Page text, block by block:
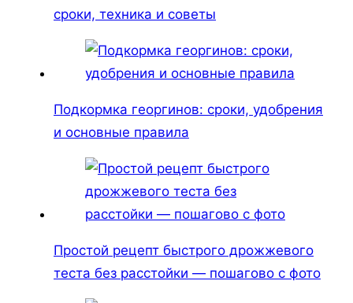
сроки, техника и советы
Подкормка георгинов: сроки, удобрения
и основные правила
Простой рецепт быстрого дрожжевого
теста без расстойки — пошагово с фото